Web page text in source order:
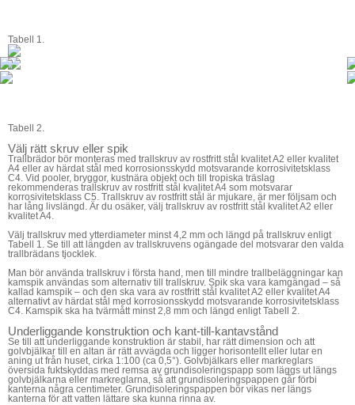
Tabell 1.
Tabell 2.
Välj rätt skruv eller spik
Trallbrädor bör monteras med trallskruv av rostfritt stål kvalitet A2 eller kvalitet
A4 eller av härdat stål med korrosionsskydd motsvarande korrosivitetsklass
C4. Vid pooler, bryggor, kustnära objekt och till tropiska träslag
rekommenderas trallskruv av rostfritt stål kvalitet A4 som motsvarar
korrosivitetsklass C5. Trallskruv av rostfritt stål är mjukare, är mer följsam och
har lång livslängd. Är du osäker, välj trallskruv av rostfritt stål kvalitet A2 eller
kvalitet A4.
Välj trallskruv med ytterdiameter minst 4,2 mm och längd på trallskruv enligt
Tabell 1. Se till att längden av trallskruvens ogängade del motsvarar den valda
trallbrädans tjocklek.
Man bör använda trallskruv i första hand, men till mindre trallbeläggningar kan
kamspik användas som alternativ till trallskruv. Spik ska vara kamgängad – så
kallad kamspik – och den ska vara av rostfritt stål kvalitet A2 eller kvalitet A4
alternativt av härdat stål med korrosionsskydd motsvarande korrosivitetsklass
C4. Kamspik ska ha tvärmått minst 2,8 mm och längd enligtTabell 2.
Underliggande konstruktion och kant-till-kantavstånd
Se till att underliggande konstruktion är stabil, har rätt dimension och att
golvbjälkar till en altan är rätt avvägda och ligger horisontellt eller lutar en
aning ut från huset, cirka 1:100 (ca 0,5°). Golvbjälkars eller markreglars
översida fuktskyddas med remsa av grundisoleringspapp som läggs ut längs
golvbjälkarna eller markreglarna, så att grundisoleringspappen går förbi
kanterna några centimeter. Grundisoleringspappen bör vikas ner längs
kanterna för att vatten lättare ska kunna rinna av.